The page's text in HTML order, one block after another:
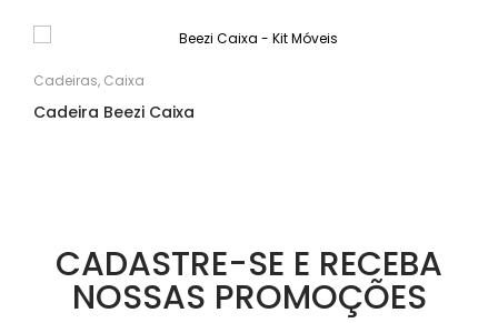
Cadeiras, Caixa
Cadeira Beezi Caixa
CADASTRE-SE E RECEBA
NOSSAS PROMOÇÕES